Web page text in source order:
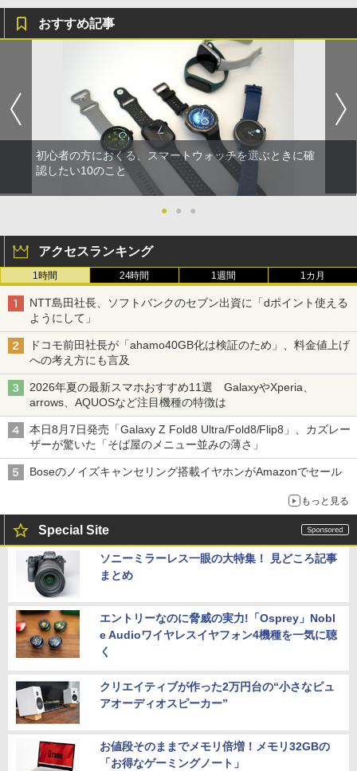
おすすめ記事
初心者の方におくる、スマートウォッチを選ぶときに確
認したい10のこと
● ● ●
アクセスランキング
1時間 24時間 1週間 1カ月
NTT島田社長、ソフトバンクのセブン出資に「dポイント使える
ようにして」
ドコモ前田社長が「ahamo40GB化は検証のため」、料金値上げ
への考え方にも言及
2026年夏の最新スマホおすすめ11選 GalaxyやXperia、
arrows、AQUOSなど注目機種の特徴は
本日8月7日発売「Galaxy Z Fold8 Ultra/Fold8/Flip8」、カズレー
ザーが驚いた「そば屋のメニュー並みの薄さ」
Boseのノイズキャンセリング搭載イヤホンがAmazonでセール
もっと見る
Special Site
ソニーミラーレス一眼の大特集！ 見どころ記事
まとめ
エントリーなのに脅威の実力!「Osprey」Nobl
e Audioワイヤレスイヤフォン4機種を一気に聴
く
クリエイティブが作った2万円台の“小さなピュ
アオーディオスピーカー”
お値段そのままでメモリ倍増！メモリ32GBの
「お得なゲーミングノート」